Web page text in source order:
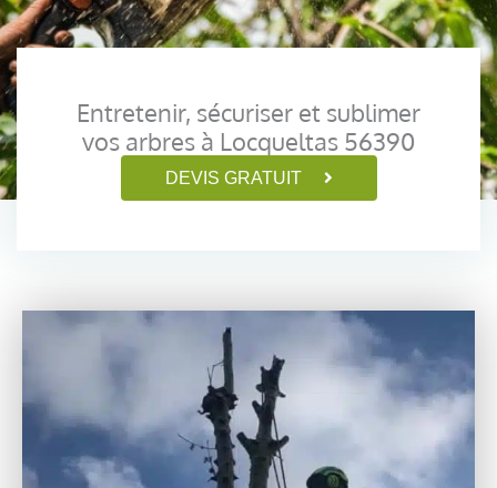
Entretenir, sécuriser et sublimer
vos arbres à Locqueltas 56390
DEVIS GRATUIT